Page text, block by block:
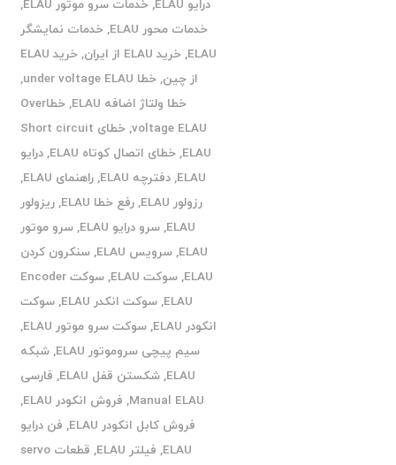
درایو ELAU ,خدمات سرو موتور ELAU
,
خدمات محور ELAU
,خدمات نمایشگر
ELAU
,خرید ELAU از ایران ,
خرید ELAU
از چین,خطا under voltage ELAU
,
خطا ولتاژ اضافه ELAU
,
خطاOver
voltage ELAU
,
خطای Short circuit
ELAU
,خطای اتصال کوتاه ELAU ,درایو
ELAU
,دفترچه ELAU ,راهنمای ELAU
,
رزولور ELAU
,رفع خطا ELAU ,ریزولور
ELAU
,سرو درایو ELAU ,سرو موتور
ELAU
,سرویس ELAU ,سنکرون کردن
ELAU
,سوکت ELAU ,
سوکت Encoder
ELAU
,سوکت انکدر ELAU ,سوکت
انکودر ELAU
,سوکت سرو موتور ELAU
,
سیم پیچی سروموتور ELAU
,شبکه
ELAU
,شکستن قفل ELAU , فارسی
Manual ELAU
, فروش انکودر ELAU
,
فروش کابل انکودر ELAU
, فن درایو
ELAU
, فیلتر ELAU ,
قطعات servo